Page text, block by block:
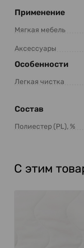
Применение
Мягкая мебель
Аксессуары
Особенности
Легкая чистка
Состав
Полиестер (PL), %
С этим